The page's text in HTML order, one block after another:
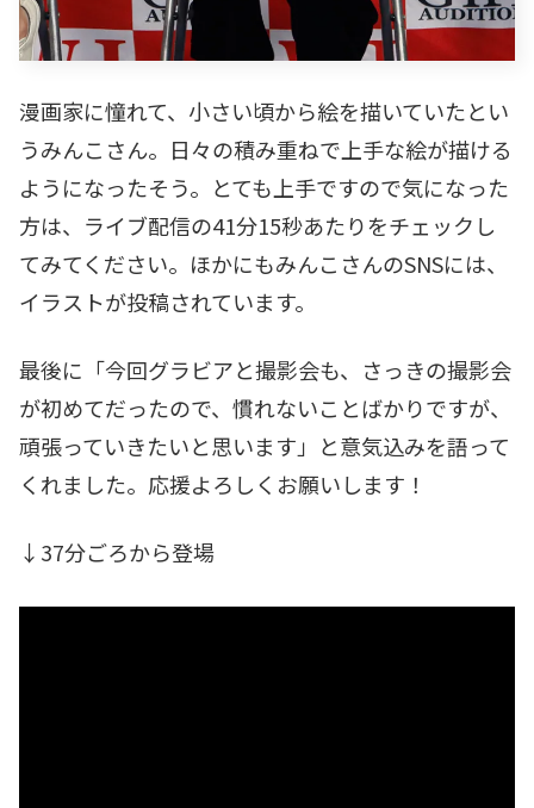
漫画家に憧れて、小さい頃から絵を描いていたとい
うみんこさん。日々の積み重ねで上手な絵が描ける
ようになったそう。とても上手ですので気になった
方は、ライブ配信の41分15秒あたりをチェックし
てみてください。ほかにもみんこさんのSNSには、
イラストが投稿されています。
最後に「今回グラビアと撮影会も、さっきの撮影会
が初めてだったので、慣れないことばかりですが、
頑張っていきたいと思います」と意気込みを語って
くれました。応援よろしくお願いします！
↓37分ごろから登場